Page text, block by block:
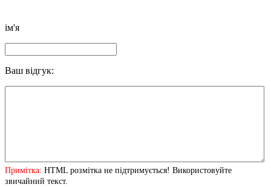
ім'я
Ваш відгук:
Примітка: HTML розмітка не підтримується! Використовуйте
звичайний текст.